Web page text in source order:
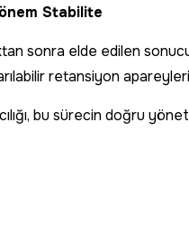
Stabilite
sonra elde edilen
retansiyon
bu sürecin doğru